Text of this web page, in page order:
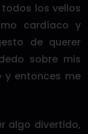
los vellos
cardíaco y
de querer
sobre mis
y entonces me
algo divertido,